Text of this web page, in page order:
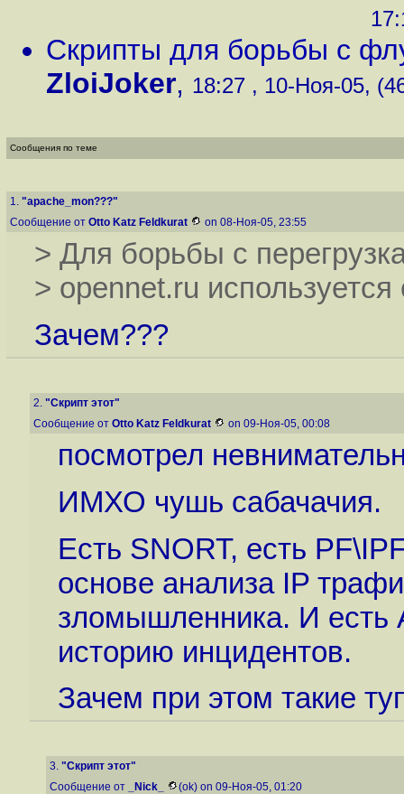
Скрипты для борьбы с
ZloiJoker, 18:27 , 10-Ноя-05,
Сообщения по теме
1. "apache_mon???"
Сообщение от Otto Katz Feldkurat on 08-Ноя-05, 23:55
> Для борьбы с
> opennet.ru используется
Зачем???
2. "Скрипт этот"
Сообщение от Otto Katz Feldkurat on 09-Ноя-05, 00:08
посмотрел
ИМХО чушь сабачачия.
Есть SNORT, есть
основе анализа IP
зломышленника. И есть
историю инцидентов.
Зачем при этом такие
3. "Скрипт этот"
Сообщение от
_Nick_ (ok) on 09-Ноя-05, 01:20